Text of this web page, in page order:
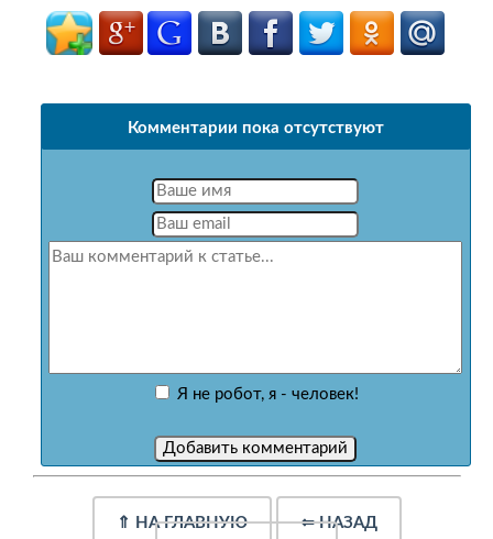
Комментарии пока отсутствуют
Я не робот, я - человек!
⇑ НА ГЛАВНУЮ ⇐НАЗАД